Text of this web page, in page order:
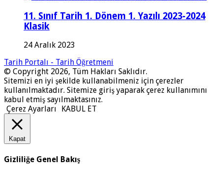
11. Sınıf Tarih 1. Dönem 1. Yazılı 2023-2024
Klasik
24 Aralık 2023
Tarih Portalı - Tarih Öğretmeni
© Copyright 2026, Tüm Hakları Saklıdır.
Sitemizi en iyi şekilde kullanabilmeniz için çerezler
kullanılmaktadır. Sitemize giriş yaparak çerez kullanımını
kabul etmiş sayılmaktasınız.
Çerez Ayarları
KABUL ET
Kapat
Gizliliğe Genel Bakış